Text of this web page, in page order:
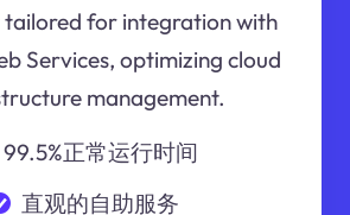
tailored for integration with
Services, optimizing cloud
management.
99.5%正常运行时间
直观的自助服务